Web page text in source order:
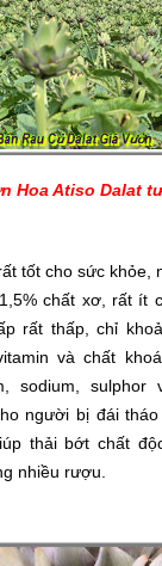
Hoa Atiso Dalat
tốt cho sức khỏe,
chất xơ, rất ít
rất thấp, chỉ
và chất
sodium, sulphor
người bị đái
thải bớt chất
nhiều rượu.